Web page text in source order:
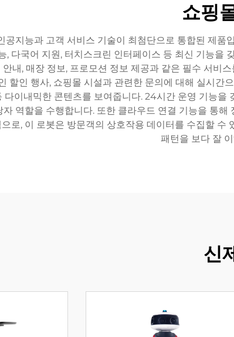
쇼핑
공지능과 고객 서비스 기술이 최첨단으로 통합된 제
, 다국어 지원, 터치스크린 인터페이스 등 최신 기능을
내, 매장 정보, 프로모션 정보 제공과 같은 필수 서비
할인 행사, 쇼핑몰 시설과 관련한 문의에 대해 실시
다이내믹한 콘텐츠를 보여줍니다. 24시간 운영 기능
역할을 수행합니다. 또한 클라우드 연결 기능을 통
로, 이 로봇은 방문객의 상호작용 데이터를 수집할
패턴을 보다 잘
신